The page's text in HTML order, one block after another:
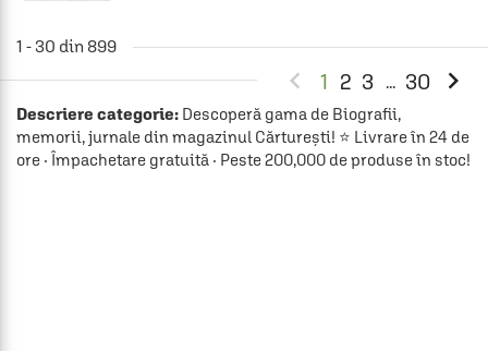
1 - 30 din 899
 1 2 3 ... 30 
Descriere categorie: Descoperă gama de Biografii,
memorii, jurnale din magazinul Cărturești! ⭐ Livrare în 24 de
ore · Împachetare gratuită · Peste 200,000 de produse în stoc!